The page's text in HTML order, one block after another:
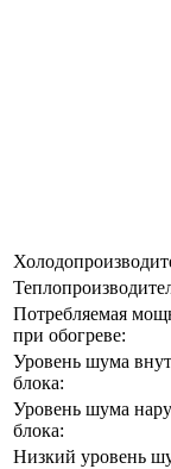
Потребляемая
при обогреве:
Уровень шума
блока:
Уровень шума
блока:
Низкий уровень